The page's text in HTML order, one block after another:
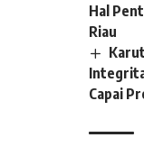
Hal
Riau
Capai